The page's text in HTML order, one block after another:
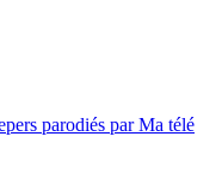
parodiés par Ma télé